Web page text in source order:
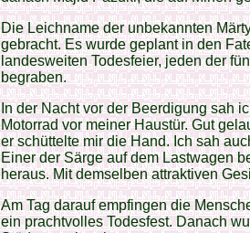
Die Leichname der unbekannten
gebracht. Es wurde geplant in den
landesweiten Todesfeier, jeden der
begraben.
In der Nacht vor der Beerdigung sah
Motorrad vor meiner Haustür. Gut
er schüttelte mir die Hand. Ich sah
Einer der Särge auf dem Lastwagen
heraus. Mit demselben attraktiven
Am Tag darauf empfingen die
ein prachtvolles Todesfest. Danach